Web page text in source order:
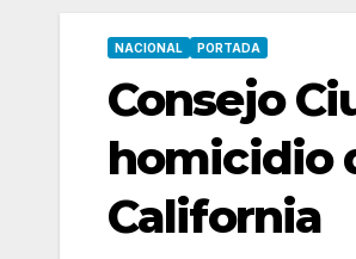
NACIONAL PORTADA
Consejo
homicidio
California